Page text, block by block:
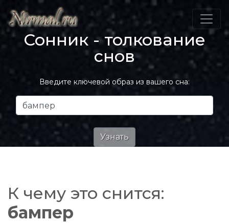
Сонник - толкование
снов
Введите ключевой образ из вашего сна:
К чему это снится:
бампер